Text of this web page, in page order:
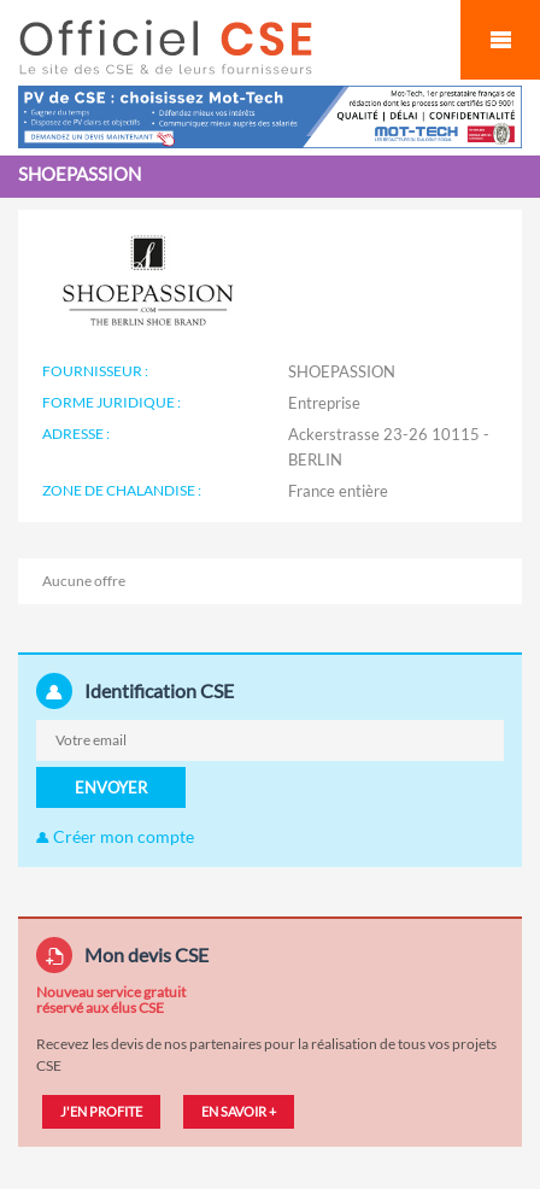
SHOEPASSION
FOURNISSEUR : SHOEPASSION
FORME JURIDIQUE : Entreprise
ADRESSE :
Ackerstrasse 23-26 10115 -
BERLIN
ZONE DE CHALANDISE :
Aucune offre
Identification CSE
ENVOYER
Créer mon compte
Mon devis CSE
Nouveau service gratuit
réservé aux élus CSE
Recevez les devis de nos partenaires pour la réalisation de tous vos projets
CSE
J'EN PROFITE EN SAVOIR +